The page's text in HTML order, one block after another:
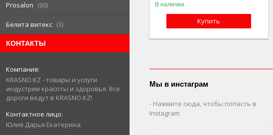
Prosalon 60
Белита витекс 3
КОНТАКТЫ
KRASNO.KZ - товары и услуги
индустрии красоты и здоровья. Все
дороги ведут в KRASNO.KZ!
Юлия Дарья Екатерина
В наличии
Купить
Мы в инстаграм
Нажмите сюда, чтобы попасть в
Instagram